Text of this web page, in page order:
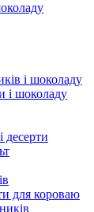
і шоколаду
і шоколаду
десерти
для короваю